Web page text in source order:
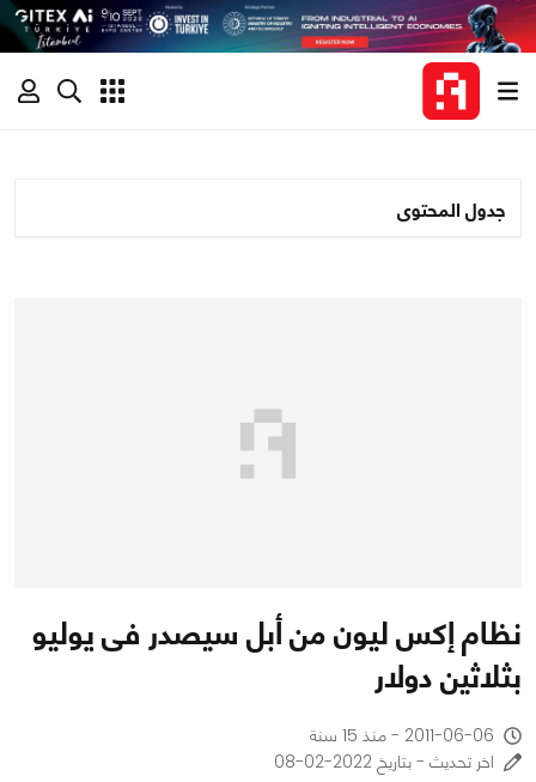
جدول المحتوى
نظام إكس ليون من أبل سيصدر فى يوليو
بثلاثين دولار
2011-06-06 - منذ 15 سنة
اخر تحديث - بتاريخ 2022-02-08